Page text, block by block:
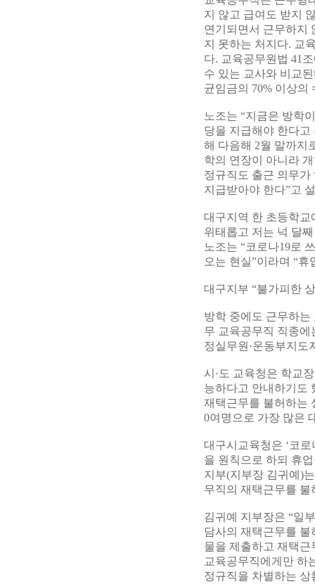
지 않고 급여도 받지
연기되면서 근무하지
지 못하는 처지다. 교
다. 교육공무원법 41
수 있는 교사와 비교
균임금의 70% 이상의
노조는 “지금은 방학
당을 지급해야 한다고
해 다음해 2월 말까지
학의 연장이 아니라
정규직도 출근 의무
지급받아야 한다”고
대구지역 한 초등학교
위태롭고 저는 넉 달
노조는 “코로나19로
오는 현실”이라며 “
대구지부 “불가피한
방학 중에도 근무하
무 교육공무직 직종에
정실무원·운동부지도
시·도 교육청은 학교
능하다고 안내하기도
재택근무를 불허하는
0여명으로 가장 많은
대구시교육청은 ‘코
을 원칙으로 하되 휴
지부(지부장 김귀예)
무직의 재택근무를
김귀예 지부장은 “일
담사의 재택근무를
물을 제출하고 재택근
교육공무직에게만 하
정규직을 차별하는 상